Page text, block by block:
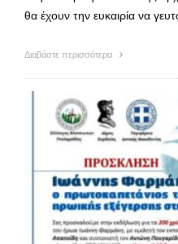
θα έχουν την ευκαιρία να
Διαβάστε περισσότερα